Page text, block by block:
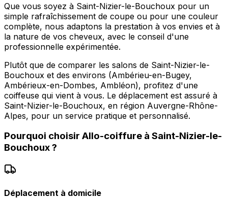
Que vous soyez à Saint-Nizier-le-Bouchoux pour un
simple rafraîchissement de coupe ou pour une couleur
complète, nous adaptons la prestation à vos envies et à
la nature de vos cheveux, avec le conseil d'une
professionnelle expérimentée.
Plutôt que de comparer les salons de Saint-Nizier-le-
Bouchoux et des environs (Ambérieu-en-Bugey,
Ambérieux-en-Dombes, Ambléon), profitez d'une
coiffeuse qui vient à vous. Le déplacement est assuré à
Saint-Nizier-le-Bouchoux, en région Auvergne-Rhône-
Alpes, pour un service pratique et personnalisé.
Pourquoi choisir Allo-coiffure à Saint-Nizier-le-
Bouchoux?
Déplacement à domicile